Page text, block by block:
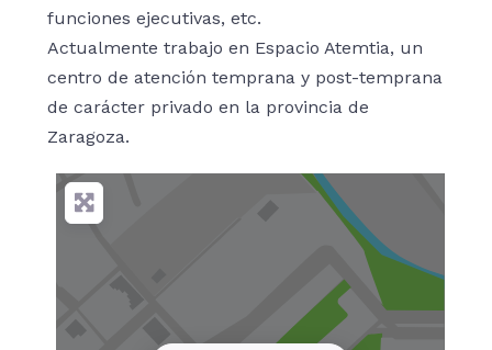
funciones ejecutivas, etc.
Actualmente trabajo en Espacio Atemtia, un
centro de atención temprana y post-temprana
de carácter privado en la provincia de
Zaragoza.